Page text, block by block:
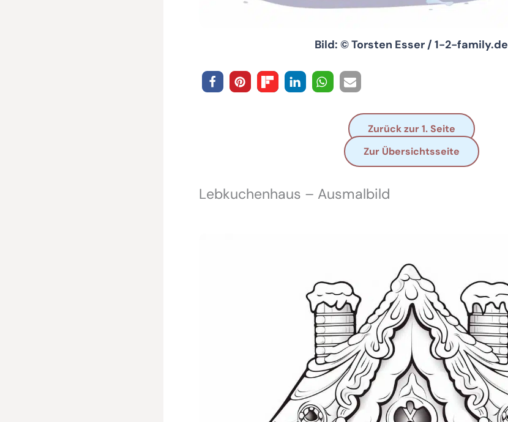
Bild: © Torsten Esser / 1-2-family.de
Zurück zur 1. Seite
Zur Übersichtsseite
Lebkuchenhaus – Ausmalbild